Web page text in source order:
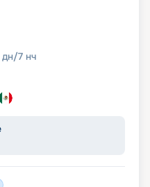
дн/7 нч